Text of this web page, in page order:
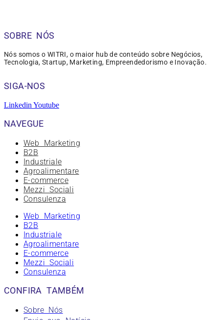
SOBRE NÓS
Nós somos o WITRI, o maior hub de conteúdo sobre Negócios,
Tecnologia, Startup, Marketing, Empreendedorismo e Inovação.
SIGA-NOS
Linkedin Youtube
NAVEGUE
Web Marketing
B2B
Industriale
Agroalimentare
E-commerce
Mezzi Sociali
Consulenza
Web Marketing
B2B
Industriale
Agroalimentare
E-commerce
Mezzi Sociali
Consulenza
CONFIRA TAMBÉM
Sobre Nós